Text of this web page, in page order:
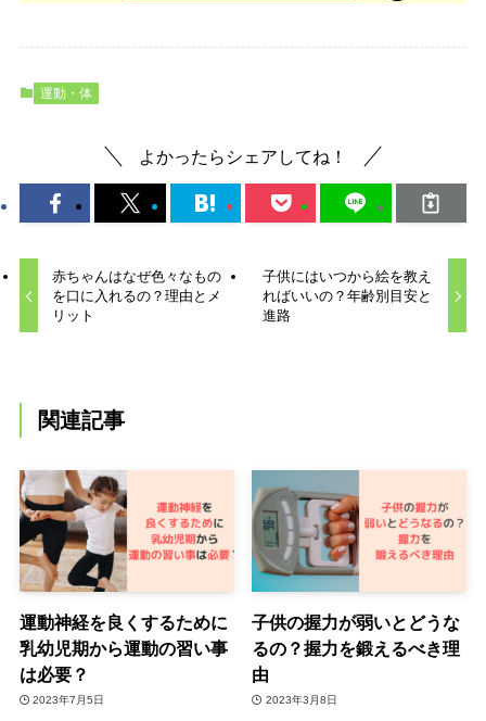
運動・体
よかったらシェアしてね！
赤ちゃんはなぜ色々なもの
を口に入れるの？理由とメ
リット
子供にはいつから絵を教え
ればいいの？年齢別目安と
進路
関連記事
運動神経を良くするために
乳幼児期から運動の習い事
は必要？
2023年7月5日
子供の握力が弱いとどうな
るの？握力を鍛えるべき理
由
2023年3月8日